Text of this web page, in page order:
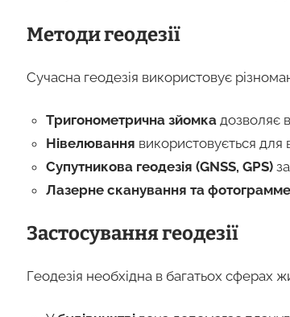
Методи геодезії
Сучасна геодезія використовує
Тригонометрична зйомкадозволяє
Нівелювання використовується для
Супутникова геодезія (GNSS, GPS)
Лазерне сканування та
Застосування геодезії
Геодезія необхідна в багатьох сферах